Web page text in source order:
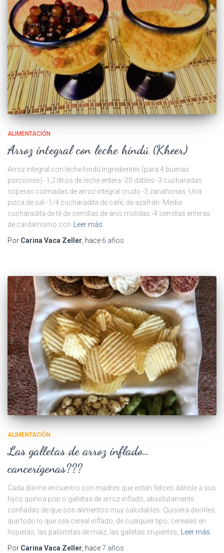
ALIMENTACIÓN
Arroz integral con leche hindú (Kheer)
Arroz integral con leche hindú Ingredientes (para 4 buenas
porciones) -1,2 litros de leche entera -20 dátiles -3 cucharadas
soperas colmadas de arroz integral crudo -3 zanahorias -Una
pizca de sal -1/4 cucharadita de café, de azafrán -Media
cucharadita de té de semillas de anís molidas -4 semillas enteras
de cardamomo con Leer más
Por Carina Vaca Zeller , hace 6 años
ALIMENTACIÓN
Las galletas de arroz inflado…
cancerígenas???
Cada día me encuentro con madres que están felices dánole a sus
hijos quinoa pop o galletas de arroz inflado, absolutamente
confiadas de que son alimentos muy saludables. Quisiera decirles
que todo lo que sea cereal inflado, de cualquier tipo, cereales en
hojuelas, las palomitas de maíz, las galletas crujientes, Leer más
Por Carina Vaca Zeller, hace7 años